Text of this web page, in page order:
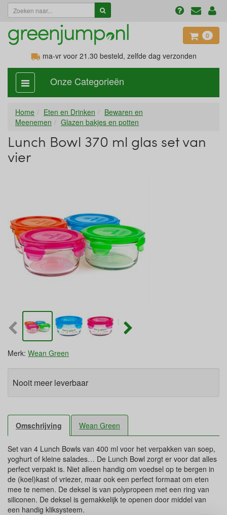
0
ma-vr voor 21.30 besteld, zelfde dag verzonden
categorie
aan,
Onze Categorieën
Home Eten en Drinken
Bewaren en
Meenemen
Glazen bakjes en potten
Lunch Bowl 370 ml glas set van
vier
Merk: Wean Green
Nooit meer leverbaar
Omschrijving Wean Green
Set van 4 Lunch Bowls van 400 ml voor het verpakken van soep,
yoghurt of kleine salades… De Lunch Bowl zorgt er voor dat alles
perfect verpakt is. Niet alleen handig om voedsel op te bergen in
de (koel)kast of vriezer, maar ook een perfect formaat om eten
mee te nemen. De deksel is van polypropeen met een ring van
siliconen. De deksel is gemakkelijk te openen door middel van
een handig kliksysteem.